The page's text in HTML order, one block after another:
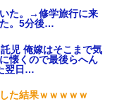
た。→修学旅行に来
。5分後…
児 俺嫁はそこまで気
懐くので最後らへん
翌日…
た結果ｗｗｗｗｗ